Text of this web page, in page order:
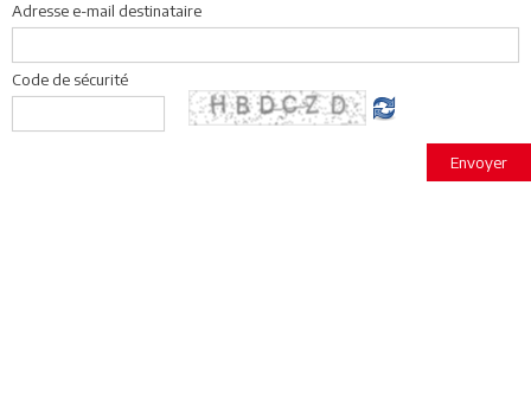
Adresse e-mail destinataire
Code de sécurité
Envoyer